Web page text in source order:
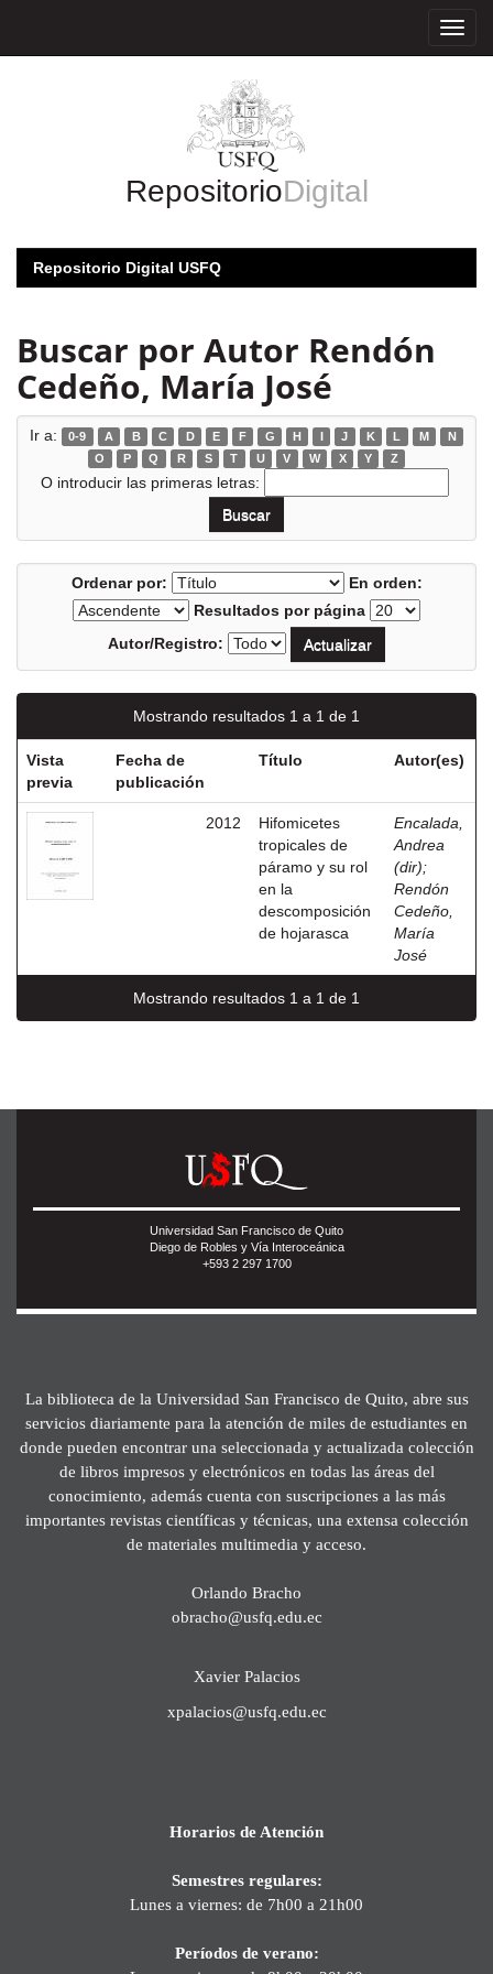
RepositorioDigital
Repositorio Digital USFQ
Buscar por Autor Rendón
Cedeño, María José
Ir a: 0-9 A B C D E F G H I J K L M
N
O
P Q R S T U V W X Y Z
O introducir las primeras letras:
Ordenar por:
En orden:
Resultados por página
Autor/Registro:
Mostrando resultados 1 a 1 de 1
Vista
previa
Fecha de
publicación
Título Autor(es)
2012
Hifomicetes
tropicales de
páramo y su rol
en la
descomposición
de hojarasca
Encalada,
Andrea
(dir);
Rendón
Cedeño,
María
José
Mostrando resultados 1 a 1 de 1
Universidad San Francisco de Quito
Diego de Robles y Vía Interoceánica
+593 2 297 1700
La biblioteca de la Universidad San Francisco de Quito, abre sus
servicios diariamente para la atención de miles de estudiantes en
donde pueden encontrar una seleccionada y actualizada colección
de libros impresos y electrónicos en todas las áreas del
conocimiento, además cuenta con suscripciones a las más
importantes revistas científicas y técnicas, una extensa colección
de materiales multimedia y acceso.
Orlando Bracho
obracho@usfq.edu.ec
Xavier Palacios
xpalacios@usfq.edu.ec
Horarios de Atención
Semestres regulares:
Lunes a viernes: de 7h00 a 21h00
Períodos de verano: